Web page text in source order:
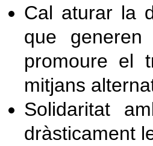
Cal aturar la
que
promoure el
mitjans
Solidaritat
dràsticament